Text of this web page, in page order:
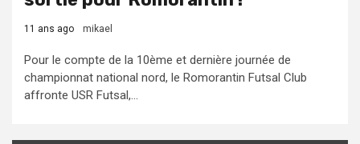
11 ans ago mikael
Pour le compte de la 10ème et dernière journée de
championnat national nord, le Romorantin Futsal Club
affronte USR Futsal,...